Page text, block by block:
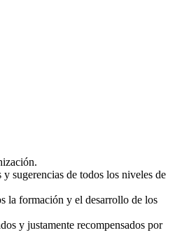
sugerencias de todos los niveles de
la formación y el desarrollo de los
y justamente recompensados por